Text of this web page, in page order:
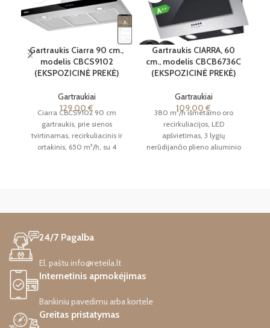
Gartraukis Ciarra 90 cm.,
modelis CBCS9102
(EKSPOZICINĖ PREKĖ)
Gartraukiai
129,00€
Ciarra CBCS9102 90 cm
gartraukis, prie sienos
tvirtinamas, recirkuliacinis ir
ortakinis, 650 m³/h, su 4
Gartraukis CIARRA, 60
cm., modelis CBCB6736C
(EKSPOZICINĖ PREKĖ)
Gartraukiai
109,00€
380 m³/h išmetamo oro
recirkuliacijos, LED
apšvietimas, 3 lygių
nerūdijančio plieno aliuminio
TURĖTI NAUDOJIMO ŽENKLŲ,
24/7 Pagalba
El. paštu info@reteila.lt
Internetinis apmokėjimas
Bankiniu pavedimu arba kortele
Greitas pristatymas